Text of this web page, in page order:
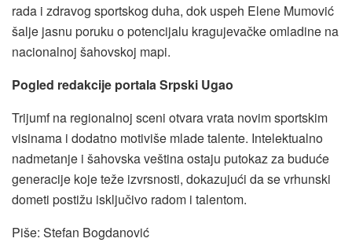
rada i zdravog sportskog duha, dok uspeh Elene Mumović
šalje jasnu poruku o potencijalu kragujevačke omladine na
nacionalnoj šahovskoj mapi.
Pogled redakcije portala Srpski Ugao
Trijumf na regionalnoj sceni otvara vrata novim sportskim
visinama i dodatno motiviše mlade talente. Intelektualno
nadmetanje i šahovska veština ostaju putokaz za buduće
generacije koje teže izvrsnosti, dokazujući da se vrhunski
dometi postižu isključivo radom i talentom.
Piše: Stefan Bogdanović